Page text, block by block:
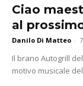
Ciao
al
Danilo Di Matteo -
Il brano Autogrill
motivo musicale